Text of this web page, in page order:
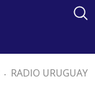
. RADIO URUGUAY